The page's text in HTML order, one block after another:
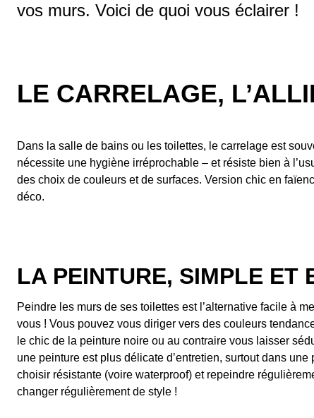
vos murs. Voici de quoi vous éclairer !
LE CARRELAGE,
Dans la salle de bains ou les toilettes, le carrelage est
nécessite une hygiène irréprochable – et résiste bien à
des choix de couleurs et de surfaces. Version chic en
déco.
LA PEINTURE, SIMPLE ET
Peindre les murs de ses toilettes est l’alternative facile à
vous ! Vous pouvez vous diriger vers des couleurs
le chic de la peinture noire ou au contraire vous laisser
une peinture est plus délicate d’entretien, surtout dans
choisir résistante (voire waterproof) et repeindre
changer régulièrement de style !